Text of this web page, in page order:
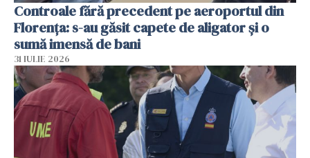
Controale fără precedent pe aeroportul din
Florența: s-au găsit capete de aligator și o
sumă imensă de bani
31 IULIE 2026